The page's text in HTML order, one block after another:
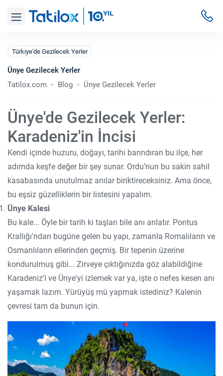
Türkiye'de Gezilecek Yerler
Ünye Gezilecek Yerler
Tatilox.com
Blog Ünye Gezilecek Yerler
Ünye'de Gezilecek Yerler:
Karadeniz'in İncisi
Kendi içinde huzuru, doğayı, tarihi barındıran bu ilçe, her
adımda keşfe değer bir şey sunar. Ordu’nun bu sakin sahil
kasabasında unutulmaz anılar biriktireceksiniz. Ama önce,
bu eşsiz güzelliklerin bir listesini yapalım.
Ünye Kalesi
Bu kale... Öyle bir tarih ki taşları bile anı anlatır. Pontus
Krallığı'ndan bugüne gelen bu yapı, zamanla Romalıların ve
Osmanlıların ellerinden geçmiş. Bir tepenin üzerine
kondurulmuş gibi... Zirveye çıktığınızda göz alabildiğine
Karadeniz’i ve Ünye'yi izlemek var ya, işte o nefes kesen anı
yaşamak lazım. Yürüyüş mü yapmak istediniz? Kalenin
çevresi tam da bunun için.